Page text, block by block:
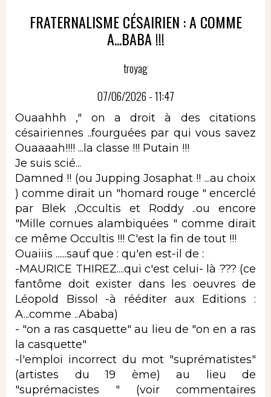
FRATERNALISME CÉSAIRIEN : A COMME
A...BABA !!!
troyag
07/06/2026 - 11:47
Ouaahhh ," on a droit à des citations
césairiennes ..fourguées par qui vous savez
Ouaaaah!!!! ...la classe !!! Putain !!!
Je suis scié...
Damned !! (ou Jupping Josaphat !! ...au choix
) comme dirait un "homard rouge " encerclé
par Blek ,Occultis et Roddy ..ou encore
"Mille cornues alambiquées " comme dirait
ce même Occultis !!! C'est la fin de tout !!!
Ouaiiis ......sauf que : qu'en est-il de :
-MAURICE THIREZ....qui c'est celui- là ??? (ce
fantôme doit exister dans les oeuvres de
Léopold Bissol -à rééditer aux Editions :
A...comme ..Ababa)
- "on a ras casquette" au lieu de "on en a ras
la casquette"
-l'emploi incorrect du mot "suprématistes"
(artistes du 19 ème) au lieu de
"suprémacistes " (voir commentaires